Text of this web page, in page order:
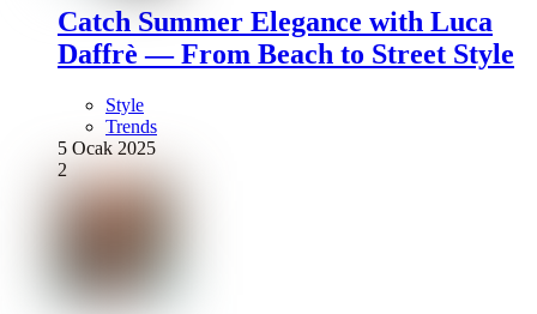
Catch Summer Elegance with Luca
Daffrè — From Beach to Street Style
Style
Trends
5 Ocak 2025
2